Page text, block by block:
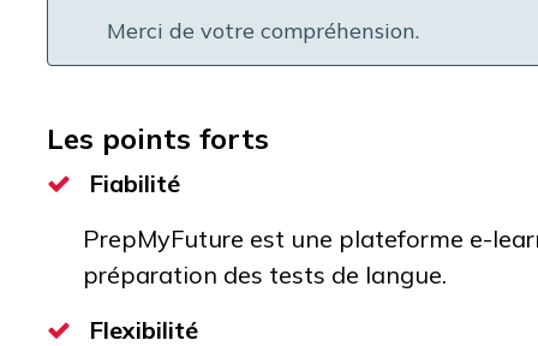
Merci de votre compréhension.
Les points forts
Fiabilité
PrepMyFuture est une plateforme e-
préparation des tests de langue.
Flexibilité